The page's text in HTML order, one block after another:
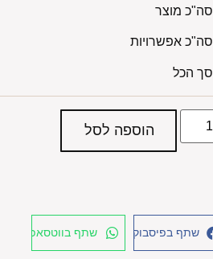
סה"כ מוצר
סה"כ אפשרויות
סך הכל
הוספה לסל
שתף בפיסבוק שתף בווטסאפ